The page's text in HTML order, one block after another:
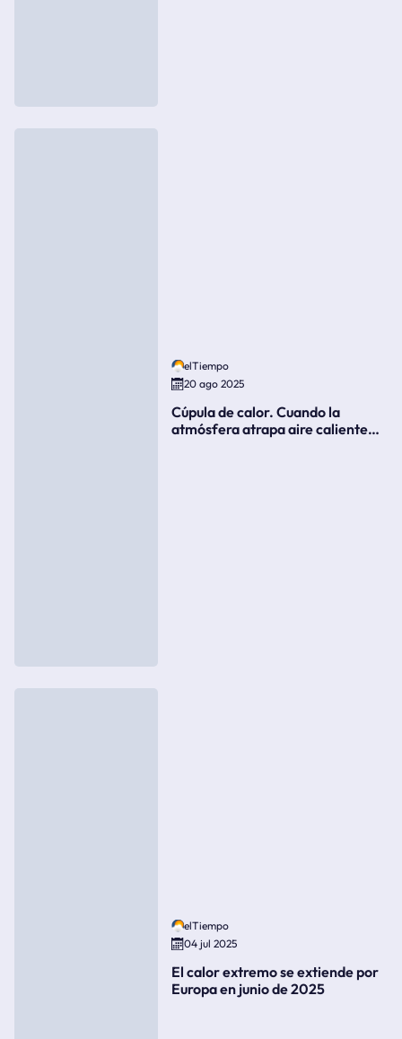
elTiempo
20 ago 2025
Cúpula de calor. Cuando la
atmósfera atrapa aire caliente
elTiempo
04 jul 2025
El calor extremo se extiende por
Europa en junio de 2025